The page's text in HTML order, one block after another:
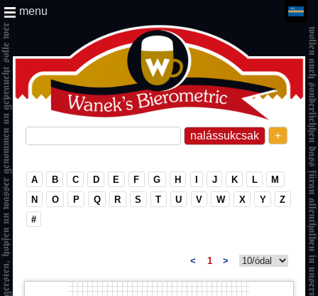
+
menu
A B C D E F G H I J K L
M
N
O P Q R S T U V W X Y
Z
#
< 1 >